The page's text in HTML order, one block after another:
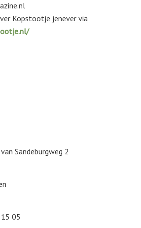
Kopstootje jenever via
Sandeburgweg 2
05